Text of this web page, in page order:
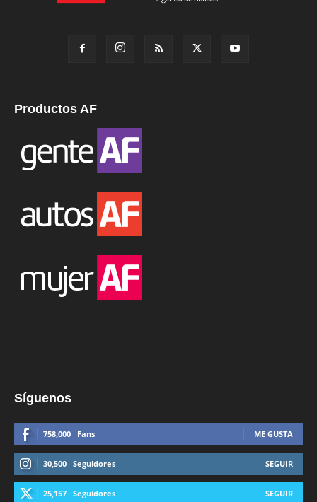
Productos AF
Síguenos
758,000 Fans ME GUSTA
30,500 Seguidores SEGUIR
25,157 Seguidores SEGUIR